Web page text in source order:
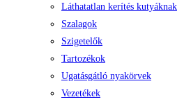
Láthatatlan kerítés kutyáknak
Szalagok
Szigetelők
Tartozékok
Ugatásgátló nyakörvek
Vezetékek